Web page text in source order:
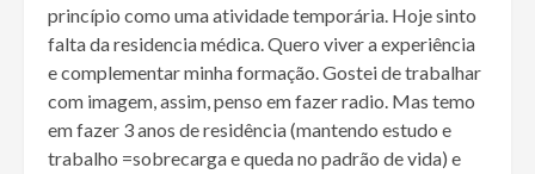
princípio como uma atividade temporária. Hoje sinto
falta da residencia médica. Quero viver a experiência
e complementar minha formação. Gostei de trabalhar
com imagem, assim, penso em fazer radio. Mas temo
em fazer 3 anos de residência (mantendo estudo e
trabalho =sobrecarga e queda no padrão de vida) e